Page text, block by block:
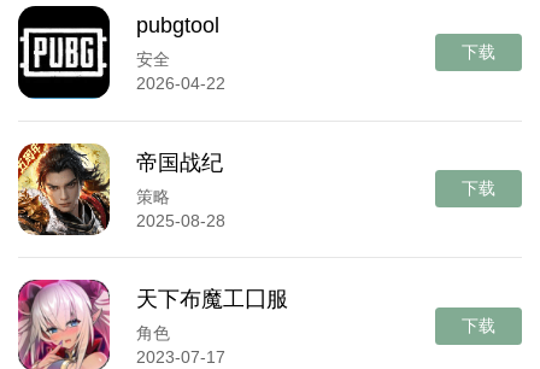
pubgtool
安全
2026-04-22
下载
帝国战纪
策略
2025-08-28
下载
天下布魔工囗服
角色
2023-07-17
下载